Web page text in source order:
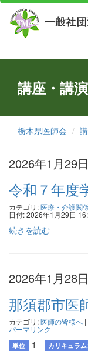
講座・講
栃木県医師会
2026年1月29
令和７年度
カテゴリ:医療・介護関
日付: 2026年1月29日
続きを読む
2026年1月28
那須郡市医
カテゴリ:医師の皆様へ |
パーマリンク
単位 1 カリキュラ